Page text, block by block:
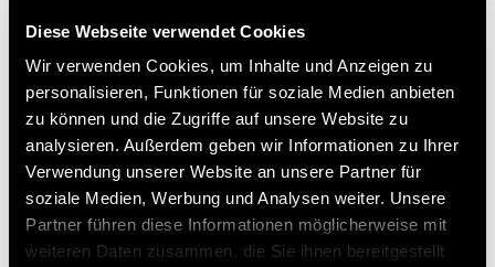
Diese Webseite verwendet Cookies
Wir verwenden Cookies, um Inhalte und Anzeigen zu
personalisieren, Funktionen für soziale Medien anbieten
zu können und die Zugriffe auf unsere Website zu
analysieren. Außerdem geben wir Informationen zu Ihrer
Verwendung unserer Website an unsere Partner für
soziale Medien, Werbung und Analysen weiter. Unsere
Partner führen diese Informationen möglicherweise mit
weiteren Daten zusammen, die Sie ihnen bereitgestellt
„Schon oft hat das Lesen eines Buches
jemandes Zukunft beeinflusst.“ Ralph Emerson
Immer wieder kommt während oder nach den
Covey Trainings die Frage nach
Buchempfehlungen oder weiterführender...
Neueste Beiträge